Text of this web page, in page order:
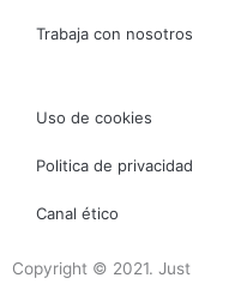
Trabaja con nosotros
Uso de cookies
Politica de privacidad
Canal ético
Copyright © 2021. Just